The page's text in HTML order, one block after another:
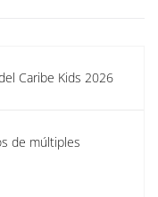
Caribe Kids 2026
de múltiples